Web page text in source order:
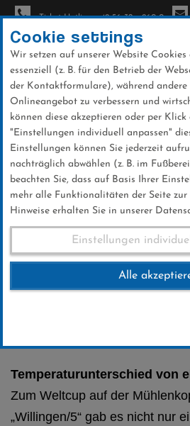
Direkt
zum
Inhalt
Ticket-Hotline: +49 56 32 - 960-0
News
Weltcup-Splitter
17 .Februar 2019
Temperaturunterschied von
Zum Weltcup auf der
„Willingen/5“ gab es nicht nur
Cookie settings
Wir setzen auf unserer Website
essenziell (z. B. für den Betrieb der
der Kontaktformulare), während andere
Onlineangebot zu verbessern und
können diese akzeptieren oder per
"Einstellungen individuell anpassen"
Einstellungen können Sie jederzeit
nachträglich abwählen (z. B. im
beachten Sie, dass auf Basis Ihrer
mehr alle Funktionalitäten der Seite zur
Hinweise erhalten Sie in unserer
Einstellungen
Alle